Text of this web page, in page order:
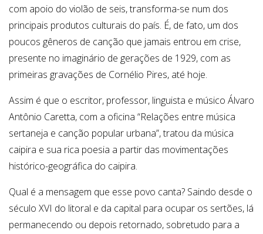
com apoio do violão de seis, transforma-se num dos
principais produtos culturais do país. É, de fato, um dos
poucos gêneros de canção que jamais entrou em crise,
presente no imaginário de gerações de 1929, com as
primeiras gravações de Cornélio Pires, até hoje.
Assim é que o escritor, professor, linguista e músico Álvaro
Antônio Caretta, com a oficina “Relações entre música
sertaneja e canção popular urbana”, tratou da música
caipira e sua rica poesia a partir das movimentações
histórico-geográfica do caipira.
Qual é a mensagem que esse povo canta? Saindo desde o
século XVI do litoral e da capital para ocupar os sertões, lá
permanecendo ou depois retornado, sobretudo para a